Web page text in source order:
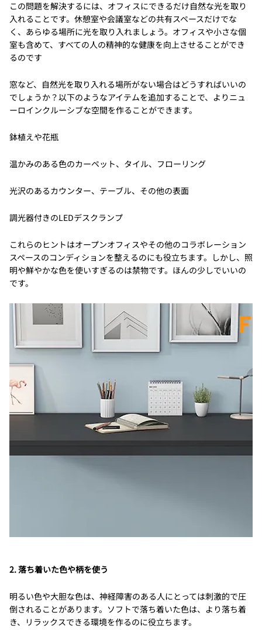
この問題を解決するには、オフィスにできるだけ自然な光を取り
入れることです。休憩室や会議室などの共有スペースだけでな
く、あらゆる場所に光を取り入れましょう。オフィスや小さな個
室も含めて、すべての人の精神的な健康を向上させることができ
るのです
窓など、自然光を取り入れる場所がない場合はどうすればいいの
でしょうか？以下のようなアイテムを追加することで、よりニュ
ーロインクルーシブな空間を作ることができます。
鉢植えや花瓶
温かみのある色のカーペット、タイル、フローリング
光沢のあるカウンター、テーブル、その他の表面
調光器付きのLEDデスクランプ
これらのヒントはオープンオフィスやその他のコラボレーション
スペースのコンディションを整えるのにも役立ちます。しかし、照
明や鮮やかな色を使いすぎるのは禁物です。ほんの少しでいいの
です。
2. 落ち着いた色や柄を使う
明るい色や大胆な色は、神経障害のある人にとっては刺激的で圧
倒されることがあります。ソフトで落ち着いた色は、より落ち着
き、リラックスできる環境を作るのに役立ちます。